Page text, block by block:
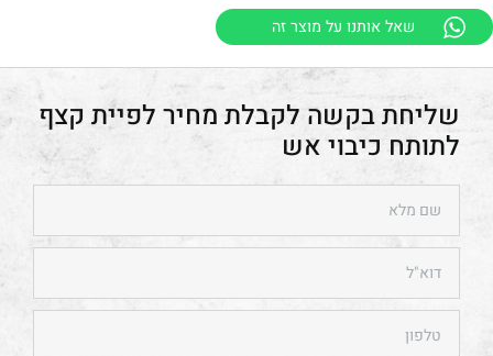
שאל אותנו על מוצר זה
פיית קצף
לתותח כיבוי אש